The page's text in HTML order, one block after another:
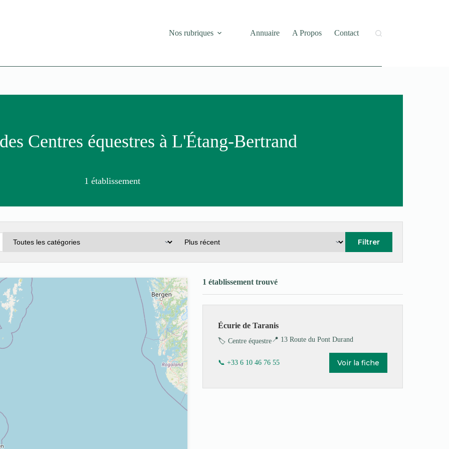
Nos rubriques Annuaire A Propos Contact
Centres équestres à L'Étang-Bertrand
1 établissement
Filtrer
1 établissement trouvé
Écurie de Taranis
🏷️ Centre équestre📍 13 Route du Pont Durand
📞 +33 6 10 46 76 55 Voir la fiche